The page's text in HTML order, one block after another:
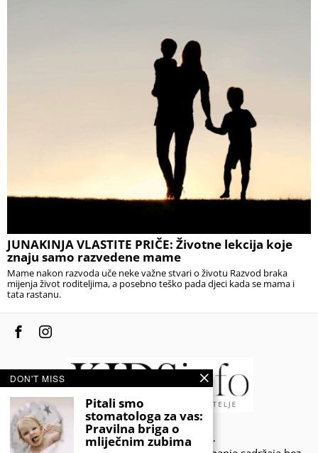
JUNAKINJA VLASTITE PRIČE: Životne lekcija koje
znaju samo razvedene mame
Mame nakon razvoda uče neke važne stvari o životu Razvod braka
mijenja život roditeljima, a posebno teško pada djeci kada se mama i
tata rastanu.
© 2020 - KIDSINFO.BA.
DON'T MISS
Pitali smo
stomatologa za vas:
Pravilna briga o
mliječnim zubima